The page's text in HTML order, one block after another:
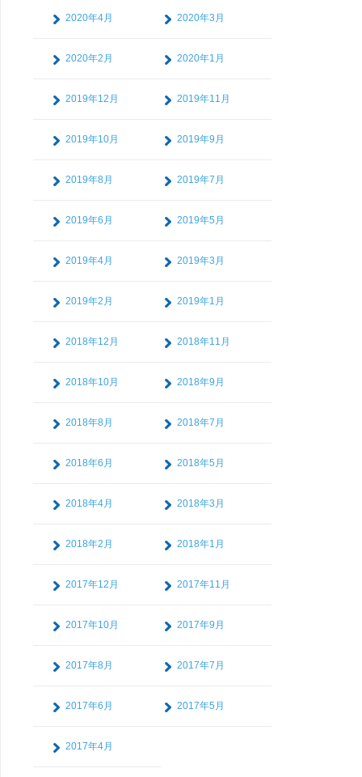
2020年4月 2020年3月
2020年2月 2020年1月
2019年12月 2019年11月
2019年10月 2019年9月
2019年8月 2019年7月
2019年6月 2019年5月
2019年4月 2019年3月
2019年2月 2019年1月
2018年12月 2018年11月
2018年10月 2018年9月
2018年8月 2018年7月
2018年6月 2018年5月
2018年4月 2018年3月
2018年2月 2018年1月
2017年12月 2017年11月
2017年10月 2017年9月
2017年8月 2017年7月
2017年6月 2017年5月
2017年4月